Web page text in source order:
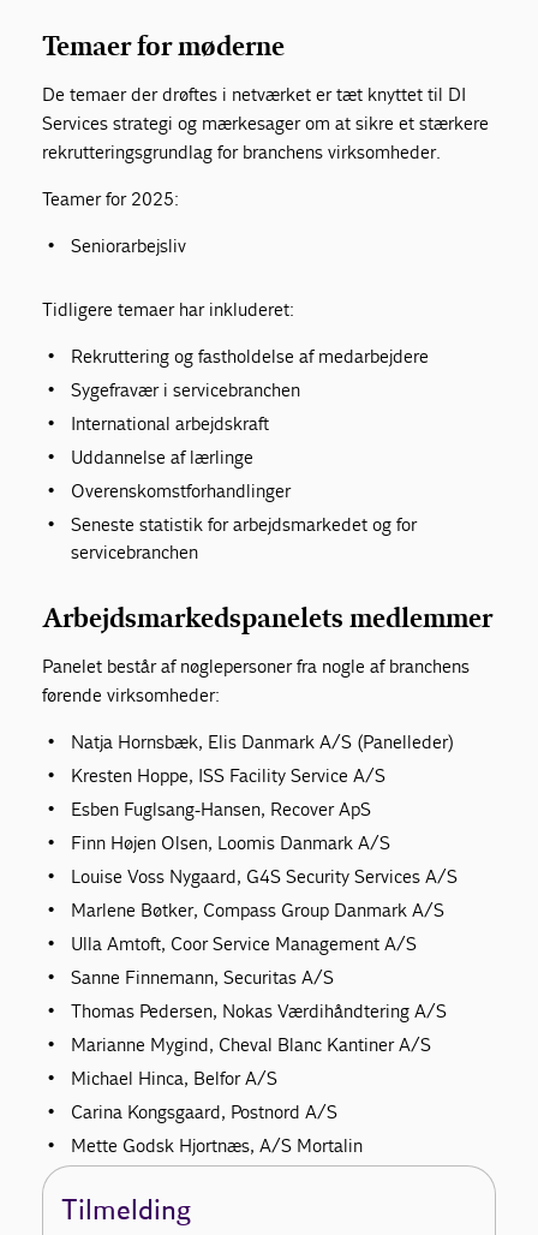
Temaer for møderne
De temaer der drøftes i netværket er tæt knyttet til DI
Services strategi og mærkesager om at sikre et stærkere
rekrutteringsgrundlag for branchens virksomheder.
Teamer for 2025:
Seniorarbejsliv
Tidligere temaer har inkluderet:
Rekruttering og fastholdelse af medarbejdere
Sygefravær i servicebranchen
International arbejdskraft
Uddannelse af lærlinge
Overenskomstforhandlinger
Seneste statistik for arbejdsmarkedet og for
servicebranchen
Arbejdsmarkedspanelets medlemmer
Panelet består af nøglepersoner fra nogle af branchens
førende virksomheder:
Natja Hornsbæk, Elis Danmark A/S (Panelleder)
Kresten Hoppe, ISS Facility Service A/S
Esben Fuglsang-Hansen, Recover ApS
Finn Højen Olsen, Loomis Danmark A/S
Louise Voss Nygaard, G4S Security Services A/S
Marlene Bøtker, Compass Group Danmark A/S
Ulla Amtoft, Coor Service Management A/S
Sanne Finnemann, Securitas A/S
Thomas Pedersen, Nokas Værdihåndtering A/S
Marianne Mygind, Cheval Blanc Kantiner A/S
Michael Hinca, Belfor A/S
Carina Kongsgaard, Postnord A/S
Mette Godsk Hjortnæs, A/S Mortalin
Tilmelding